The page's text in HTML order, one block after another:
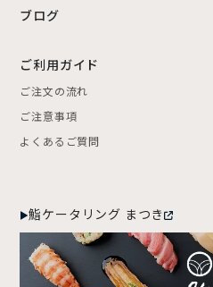
ブログ
ご利用ガイド
ご注文の流れ
ご注意事項
よくあるご質問
鮨ケータリング まつき